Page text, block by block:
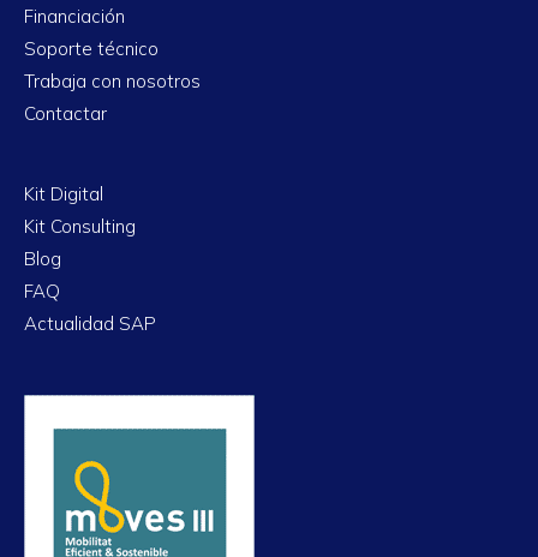
Financiación
Soporte técnico
Trabaja con nosotros
Contactar
Kit Digital
Kit Consulting
Blog
FAQ
Actualidad SAP